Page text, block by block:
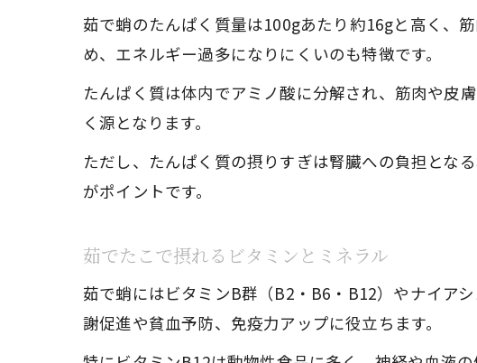
茹で蛸のたんぱく質量は100gあたり約16gと高く、
め、エネルギー過多になりにくいのも特徴です。
たんぱく質は体内でアミノ酸に分解され、筋肉や皮
く源となります。
ただし、たんぱく質の摂りすぎは腎臓への負担とな
がポイントです。
茹でたこで摂れるビタミンとミネラル
茹で蛸にはビタミンB群（B2・B6・B12）やナイア
謝促進や貧血予防、免疫力アップに役立ちます。